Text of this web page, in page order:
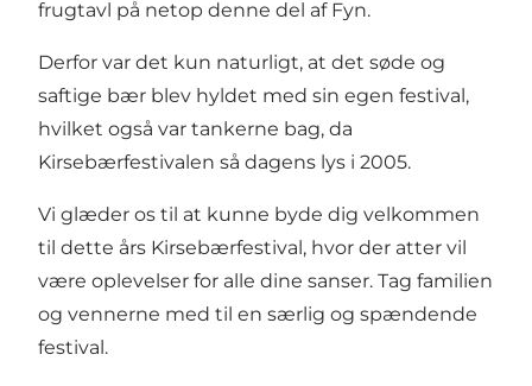
frugtavl på netop denne del af Fyn.
Derfor var det kun naturligt, at det søde og
saftige bær blev hyldet med sin egen festival,
hvilket også var tankerne bag, da
Kirsebærfestivalen så dagens lys i 2005.
Vi glæder os til at kunne byde dig velkommen
til dette års Kirsebærfestival, hvor der atter vil
være oplevelser for alle dine sanser. Tag familien
og vennerne med til en særlig og spændende
festival.